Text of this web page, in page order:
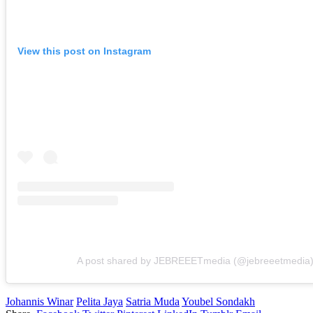
View this post on Instagram
A post shared by JEBREEETmedia (@jebreeetmedia)
Johannis Winar Pelita Jaya Satria Muda Youbel Sondakh